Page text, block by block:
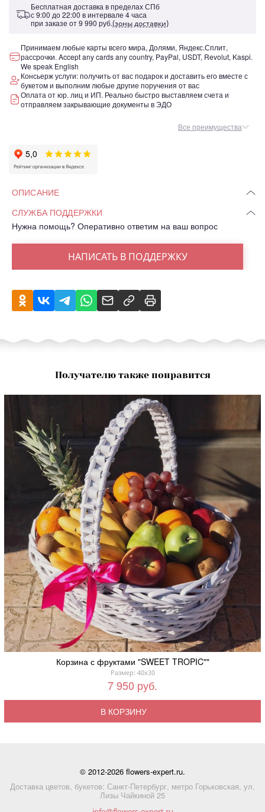
Бесплатная доставка в пределах СПб
с 9:00 до 22:00 в интервале 4 часа
при заказе от9 990 руб.(зоны доставки)
Принимаем любые карты всего мира, Долями, Яндекс.Сплит,
рассрочки. Accept any cards any country, PayPal, USDT, Revolut, Kaspi.
We speak English
Консьерж услуги: получить от вас подарок и доставить его вместе с
букетом и выполним любые другие поручения от вас
Оплата от юр. лиц и ИП. Реально быстро выставляем счета и
отправляем закрывающие документы в ЭДО
Все преимущества
ОПИСАНИЕ
СЛУЖБА ПОДДЕРЖКИ
Нужна помощь? Оперативно ответим на ваш вопрос
НАПИСАТЬ В ПОДДЕРЖКУ
Получателю также понравится
Корзина с фруктами "SWEET TROPIC""
Размер: 40x30
7 950 руб.
В КОРЗИНУ
© 2012-2026 flowers-expert.ru.
Доставка цветов, букетов: Санкт-Петербург, метро Горьковская, ул.
Лизы Чайкиной 25